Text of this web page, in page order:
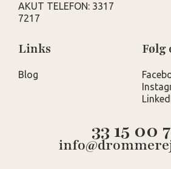
AKUT TELEFON: 3317
7217
Links
Blog
Følg
33 15 00